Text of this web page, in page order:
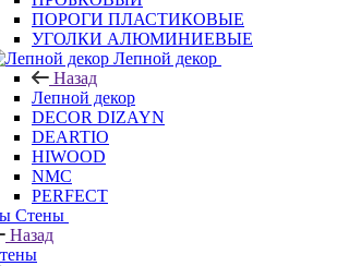
ПОРОГИ ПЛАСТИКОВЫЕ
УГОЛКИ АЛЮМИНИЕВЫЕ
Лепной декор
Назад
Лепной декор
DECOR DIZAYN
DEARTIO
HIWOOD
NMC
PERFECT
Стены
Назад